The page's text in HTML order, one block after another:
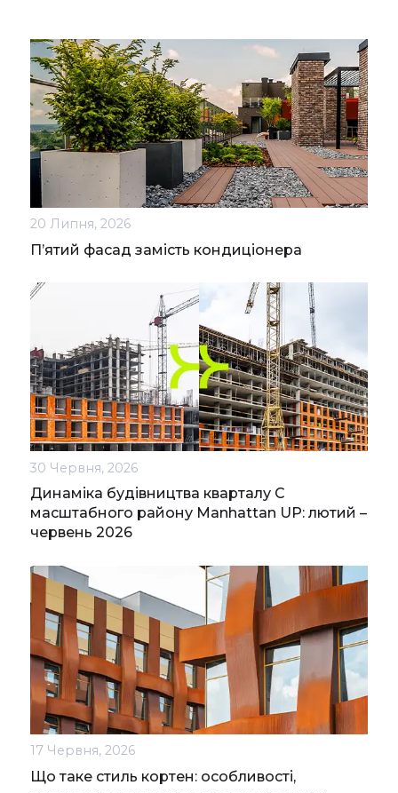
20 Липня, 2026
П’ятий фасад замість кондиціонера
30 Червня, 2026
Динаміка будівництва кварталу С
масштабного району Manhattan UP: лютий –
червень 2026
17 Червня, 2026
Що таке стиль кортен: особливості,